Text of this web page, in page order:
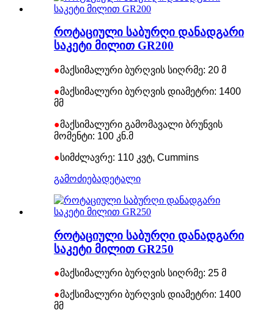
როტაციული საბურღი დანადგარი
საკეტი მილით GR200
●მაქსიმალური ბურღვის სიღრმე: 20 მ
●მაქსიმალური ბურღვის დიამეტრი: 1400
მმ
●მაქსიმალური გამომავალი ბრუნვის
მომენტი: 100 კნ.მ
●სიმძლავრე: 110 კვტ, Cummins
გამოძიებადეტალი
როტაციული საბურღი დანადგარი
საკეტი მილით GR250
●მაქსიმალური ბურღვის სიღრმე: 25 მ
●მაქსიმალური ბურღვის დიამეტრი: 1400
მმ